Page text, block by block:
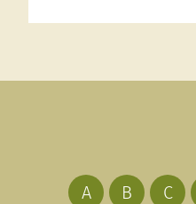
A B C